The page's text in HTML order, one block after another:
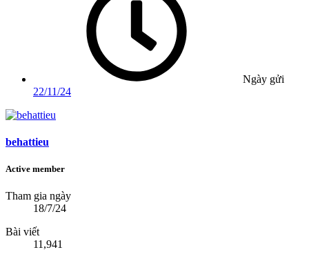
Ngày gửi
22/11/24
behattieu
Active member
Tham gia ngày
18/7/24
Bài viết
11,941